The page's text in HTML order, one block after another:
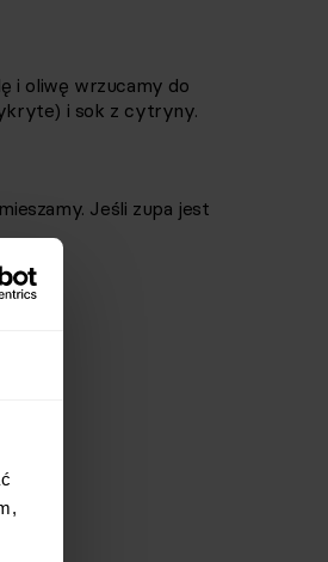
i oliwę wrzucamy do
i sok z cytryny.
Jeśli zupa jest